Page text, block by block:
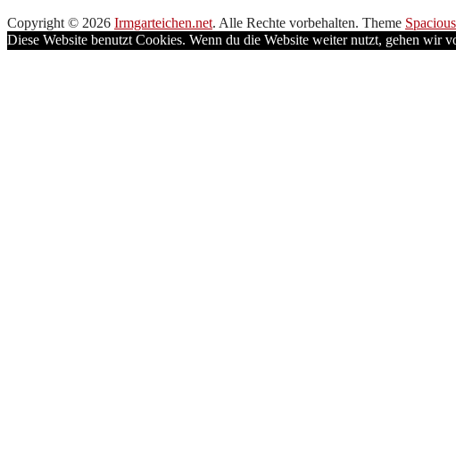
Copyright © 2026 Irmgarteichen.net. Alle Rechte vorbehalten. Theme Spacious
Diese Website benutzt Cookies. Wenn du die Website weiter nutzt, gehen wir